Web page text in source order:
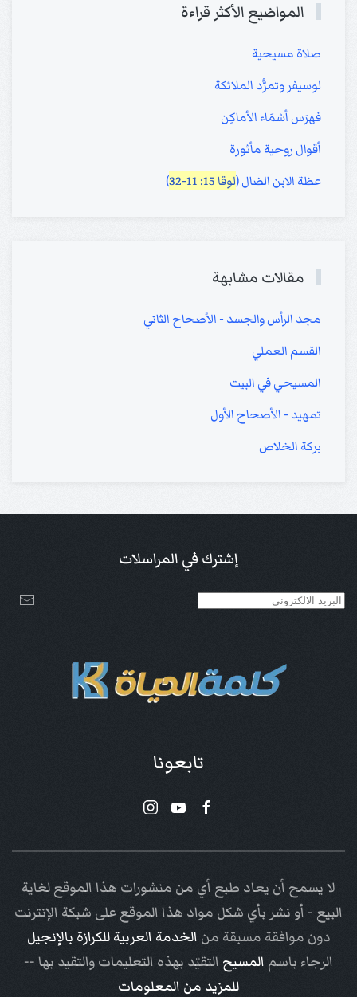
المواضيع الأكثر قراءة
صلاة مسيحية
لوسيفر وتمرُّد الملائكة
فهرَس أسْمَاء الأماكِن
أقوال روحية مأثورة
عظة الابن الضال (لوقا 15: 11-32 )
مقالات مشابهة
مجد الرأس والجسد - الأصحاح الثاني
القسم العملي
المسيحي في البيت
تمهيد - الأصحاح الأول
بركة الخلاص
إشترك في المراسلات
تابعونا
لا يسمح أن يعاد طبع أي من منشورات هذا الموقع لغاية
البيع - أو نشر بأي شكل مواد هذا الموقع على شبكة الإنترنت
دون موافقة مسبقة من الخدمة العربية للكرازة بالإنجيل
الرجاء باسم المسيح التقيّد بهذه التعليمات والتقيد بها --
للمزيد من المعلومات